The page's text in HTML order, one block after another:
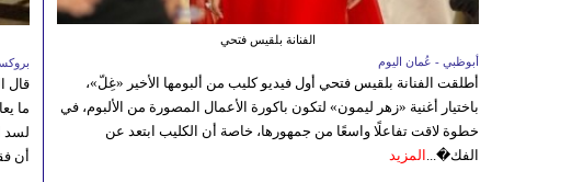
قال
ما
لسد
أن
الفنانة بلقيس فتحي
أبوظبي - عُمان اليوم
أطلقت الفنانة بلقيس فتحي أول فيديو كليب من ألبومها الأخير «غِلّ»،
باختيار أغنية «زهر ليمون» لتكون باكورة الأعمال المصورة من الألبوم، في
خطوة لاقت تفاعلًا واسعًا من جمهورها، خاصة أن الكليب ابتعد عن
الفك�... المزيد